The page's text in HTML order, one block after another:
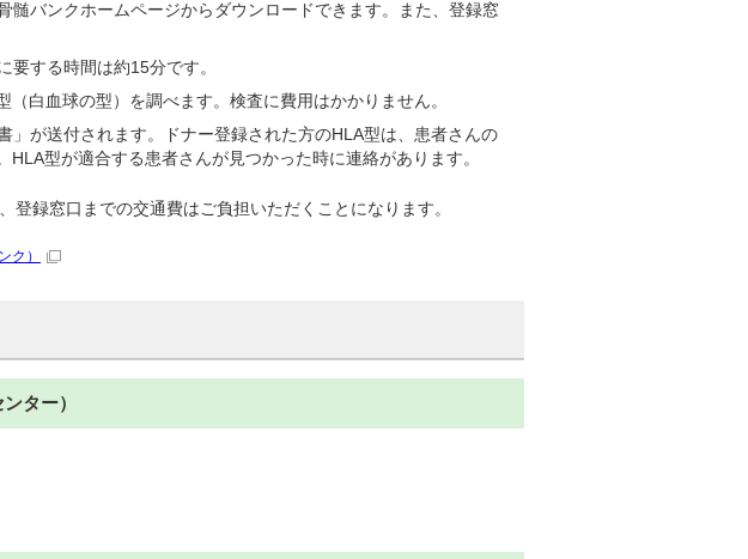
髄バンクホームページからダウンロードできます。また、登録窓
要する時間は約15分です。
白血球の型）を調べます。検査に費用はかかりません。
」が送付されます。ドナー登録された方のHLA型は、患者さんの
HLA型が適合する患者さんが見つかった時に連絡があります。
登録窓口までの交通費はご負担いただくことになります。
ク）
ター）